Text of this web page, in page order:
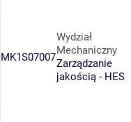
MK1S07007
Wydział
Mechaniczny
Zarządzanie
jakością - HES